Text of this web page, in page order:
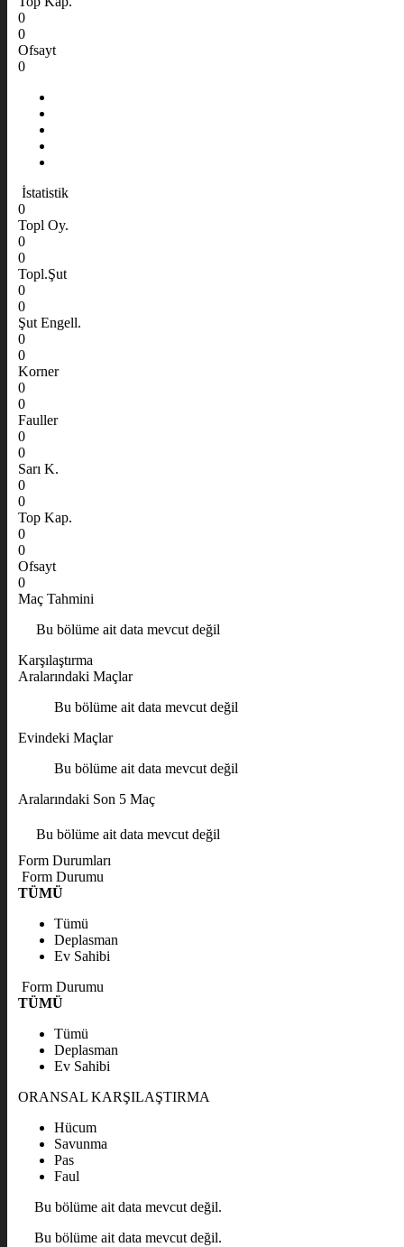
0
0
Ofsayt
0
İstatistik
0
Topl Oy.
0
0
Topl.Şut
0
0
Şut Engell.
0
0
Korner
0
0
Fauller
0
0
Sarı K.
0
0
Top Kap.
0
0
Ofsayt
0
Maç Tahmini
Bu bölüme ait data mevcut değil
Karşılaştırma
Aralarındaki Maçlar
Bu bölüme ait data mevcut değil
Evindeki Maçlar
Bu bölüme ait data mevcut değil
Aralarındaki Son 5 Maç
Bu bölüme ait data mevcut değil
Form Durumları
Form Durumu
TÜMÜ
Tümü
Deplasman
Ev Sahibi
Form Durumu
TÜMÜ
Tümü
Deplasman
Ev Sahibi
ORANSAL KARŞILAŞTIRMA
Hücum
Savunma
Pas
Faul
Bu bölüme ait data mevcut değil.
Bu bölüme ait data mevcut değil.